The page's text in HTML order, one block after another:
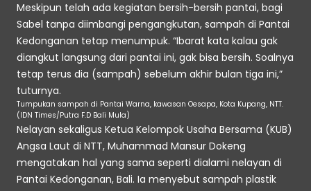
Meskipun telah ada kegiatan bersih-bersih pantai, bagi
Sabel tanpa diimbangi pengangkutan, sampah di Pantai
Kedonganan tetap menumpuk. “Ibarat kata kalau gak
diangkut langsung dari pantai ini, gak bisa bersih. Soalnya
tetap terus dia (sampah) sebelum akhir bulan tiga ini,”
tuturnya.
Tumpukan sampah di Pantai Warna, kawasan Oesapa, Kota Kupang, NTT.
(IDN Times/Putra F.D Bali Mula)
Nelayan sekaligus Ketua Kelompok Usaha Bersama (KUB)
Angsa Laut di NTT, Muhammad Mansur Dokeng
mengatakan hal yang sama seperti dialami nelayan di
Pantai Kedonganan, Bali. Ia menyebut sampah plastik